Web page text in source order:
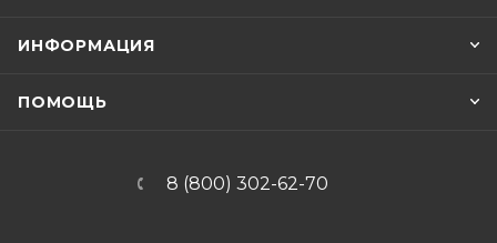
ИНФОРМАЦИЯ
ПОМОЩЬ
8 (800) 302-62-70